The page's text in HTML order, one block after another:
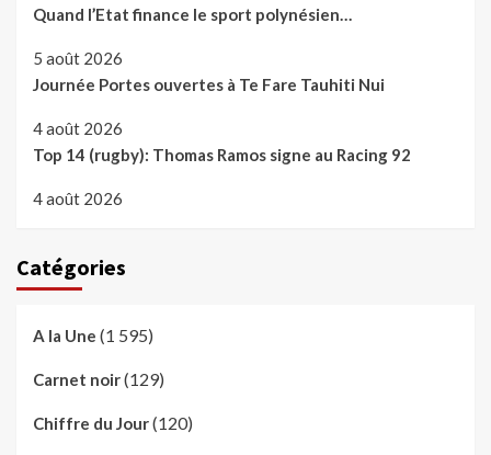
Quand l’Etat finance le sport polynésien…
5 août 2026
Journée Portes ouvertes à Te Fare Tauhiti Nui
4 août 2026
Top 14 (rugby): Thomas Ramos signe au Racing 92
4 août 2026
Catégories
A la Une (1 595)
Carnet noir(129)
Chiffre du Jour(120)